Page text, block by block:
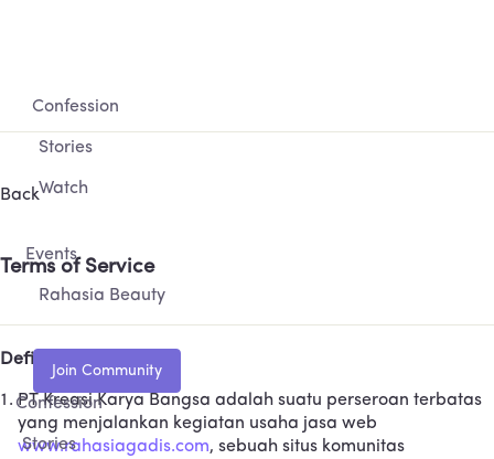
Confession
Stories
Watch
Events
Rahasia Beauty
Confession
Stories
Back
Terms of Service
Definisi
PT Kreasi Karya Bangsa adalah suatu perseroan terbatas
yang menjalankan kegiatan usaha jasa web
www.rahasiagadis.com, sebuah situs komunitas